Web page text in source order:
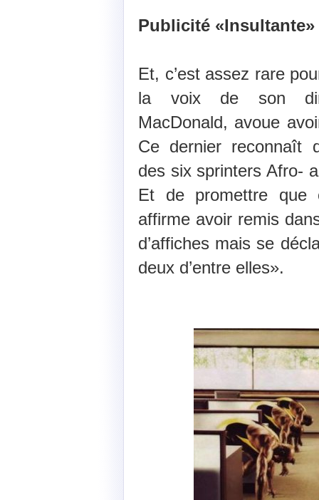
Publicité «Insultante»
Et, c’est assez rare
la voix de son
MacDonald, avoue
Ce dernier reconnaît
des six sprinters Afro-
Et de promettre que
affirme avoir remis
d’affiches mais se
deux d’entre elles».